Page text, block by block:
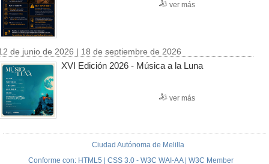
ver más
de junio de 2026 | 18 de septiembre de 2026
XVI Edición 2026 - Música a la Luna
ver más
Ciudad Autónoma de Melilla
Conforme con: HTML5 | CSS 3.0 - W3C WAI-AA | W3C Member